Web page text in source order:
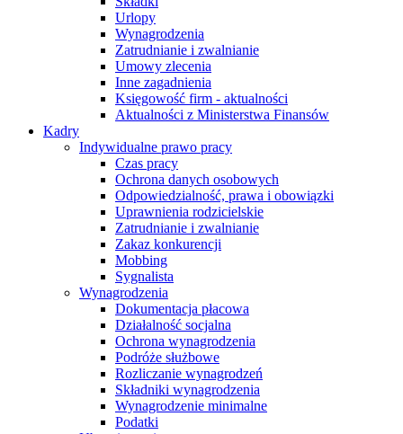
Urlopy
Wynagrodzenia
Zatrudnianie i zwalnianie
Umowy zlecenia
Inne zagadnienia
Księgowość firm - aktualności
Aktualności z Ministerstwa Finansów
Kadry
Indywidualne prawo pracy
Czas pracy
Ochrona danych osobowych
Odpowiedzialność, prawa i obowiązki
Uprawnienia rodzicielskie
Zatrudnianie i zwalnianie
Zakaz konkurencji
Mobbing
Sygnalista
Wynagrodzenia
Dokumentacja płacowa
Działalność socjalna
Ochrona wynagrodzenia
Podróże służbowe
Rozliczanie wynagrodzeń
Składniki wynagrodzenia
Wynagrodzenie minimalne
Podatki